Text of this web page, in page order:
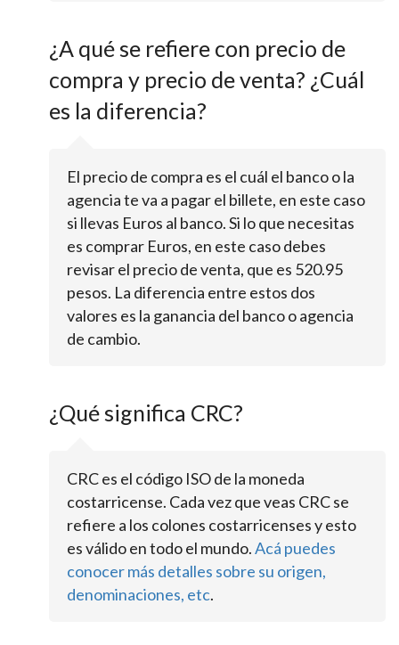
¿A qué se refiere con precio de
compra y precio de venta? ¿Cuál
es la diferencia?
El precio de compra es el cuál el banco o la
agencia te va a pagar el billete, en este caso
si llevas Euros al banco. Si lo que necesitas
es comprar Euros, en este caso debes
revisar el precio de venta, que es 520.95
pesos. La diferencia entre estos dos
valores es la ganancia del banco o agencia
de cambio.
¿Qué significa CRC?
CRC es el código ISO de la moneda
costarricense. Cada vez que veas CRC se
refiere a los colones costarricenses y esto
es válido en todo el mundo.Acá puedes
conocer más detalles sobre su origen,
denominaciones, etc.